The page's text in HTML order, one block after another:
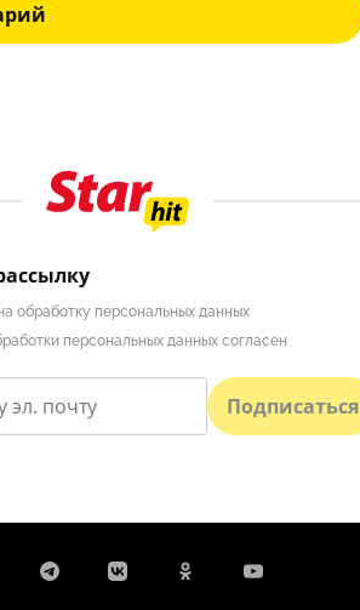
обработку персональных данных
персональных данных согласен
Подписаться